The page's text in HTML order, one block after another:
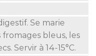
Se marie
bleus, les
Servir à 14-15°C.